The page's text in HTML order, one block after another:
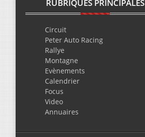
RUBRIQUES PRINCIPALES
Circuit
Peter Auto Racing
Rallye
Montagne
Evènements
Calendrier
Focus
Video
Annuaires